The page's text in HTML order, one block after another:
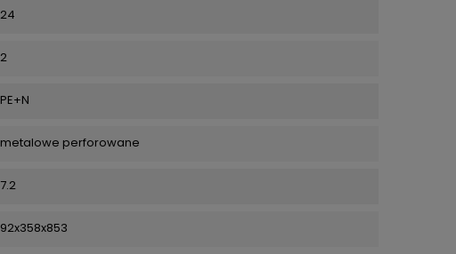
24
2
PE+N
metalowe perforowane
7.2
92x358x853